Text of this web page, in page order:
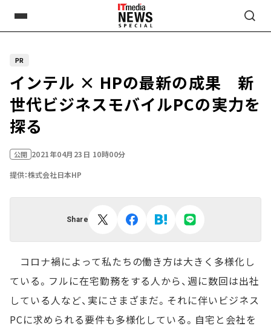
PR
インテル × HPの最新の成果 新
世代ビジネスモバイルPCの実力を
探る
公開 2021年04月23日 10時00分
提供：株式会社日本HP
Share
コロナ禍によって私たちの働き方は大きく多様化し
ている。フルに在宅勤務をする人から、週に数回は出社
している人など、実にさまざまだ。それに伴いビジネス
PCに求められる要件も多様化している。自宅と会社を